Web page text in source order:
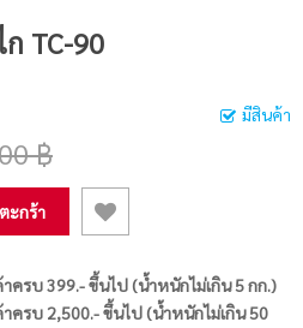
TC-90
มีสินค้า
฿
ะกร้า
ครบ 399.- ขึ้นไป (น้ำหนักไม่เกิน 5 กก.)
ครบ 2,500.- ขึ้นไป (น้ำหนักไม่เกิน 50